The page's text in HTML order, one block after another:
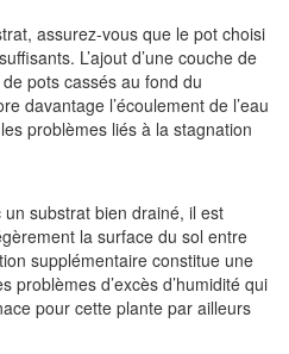
assurez-vous que le pot choisi
L’ajout d’une couche de
pots cassés au fond du
davantage l’écoulement de l’eau
problèmes liés à la stagnation
substrat bien drainé, il est
la surface du sol entre
supplémentaire constitue une
problèmes d’excès d’humidité qui
pour cette plante par ailleurs